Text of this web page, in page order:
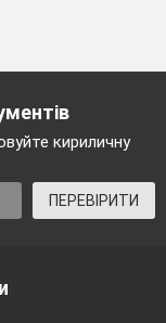
кириличну
ПЕРЕВІРИТИ